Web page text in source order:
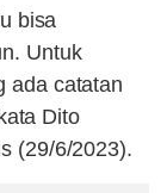
bisa
Untuk
ada catatan
Dito
(29/6/2023).